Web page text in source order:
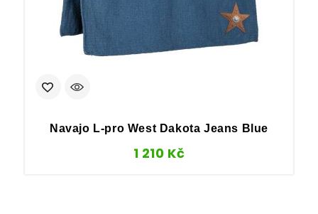
Navajo L-pro West Dakota Jeans Blue
1 210 Kč